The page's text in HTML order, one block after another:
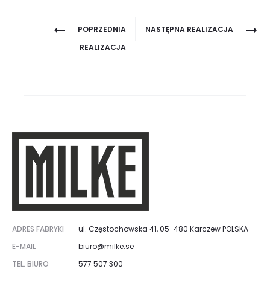
Project
navigation
POPRZEDNIA
REALIZACJA
NASTĘPNA REALIZACJA
ADRES FABRYKI
ul. Częstochowska 41, 05-480 Karczew POLSKA
E-MAIL
biuro@milke.se
TEL. BIURO
577 507 300